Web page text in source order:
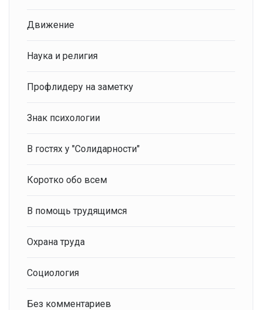
Движение
Наука и религия
Профлидеру на заметку
Знак психологии
В гостях у "Солидарности"
Коротко обо всем
В помощь трудящимся
Охрана труда
Социология
Без комментариев